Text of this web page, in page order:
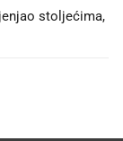
stoljećima,